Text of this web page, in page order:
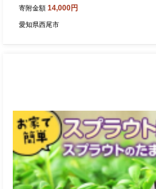
寄附金額 14,000円
愛知県西尾市